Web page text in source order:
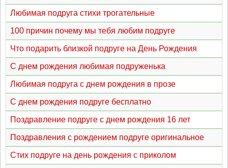
Любимая подруга стихи трогательные
100 причин почему мы тебя любим подруге
Что подарить близкой подруге на День Рождения
С днем рождения любимая подруженька
Любимая подруга с днем рождения в прозе
С днем рождения подруге бесплатно
Поздравление подруге с днем рождения 16 лет
Поздравления с рождением подруге оригинальное
Стих подруге на день рождения с приколом